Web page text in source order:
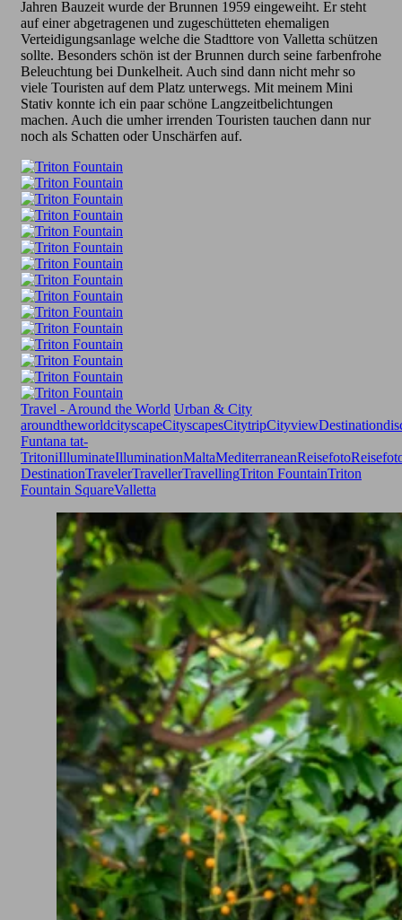
Jahren Bauzeit wurde der Brunnen 1959 eingeweiht. Er steht
auf einer abgetragenen und zugeschütteten ehemaligen
Verteidigungsanlage welche die Stadttore von Valletta schützen
sollte. Besonders schön ist der Brunnen durch seine farbenfrohe
Beleuchtung bei Dunkelheit. Auch sind dann nicht mehr so
viele Touristen auf dem Platz unterwegs. Mit meinem Mini
Stativ konnte ich ein paar schöne Langzeitbelichtungen
machen. Auch die umher irrenden Touristen tauchen dann nur
noch als Schatten oder Unschärfen auf.
Travel - Around the World Urban & City
aroundtheworldcityscapeCityscapesCitytripCityviewDestination
Funtana tat-
TritoniIlluminateIlluminationMaltaMediterraneanReisefoto
DestinationTravelerTravellerTravellingTriton FountainTriton
Fountain SquareValletta